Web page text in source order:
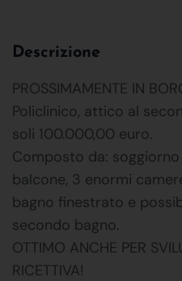
Descrizione
PROSSIMAMENTE IN
Policlinico, attico al
soli 100.000,00 euro.
Composto da:
balcone, 3 enormi
bagno finestrato e
secondo bagno.
OTTIMO ANCHE PER
RICETTIVA!